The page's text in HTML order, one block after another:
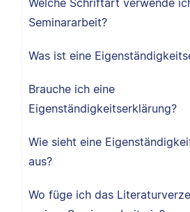
Welche Schriftart verwende
Seminararbeit?
Was ist eine
Brauche ich eine
Eigenständigkeitserklärung?
Wie sieht eine
aus?
Wo füge ich das